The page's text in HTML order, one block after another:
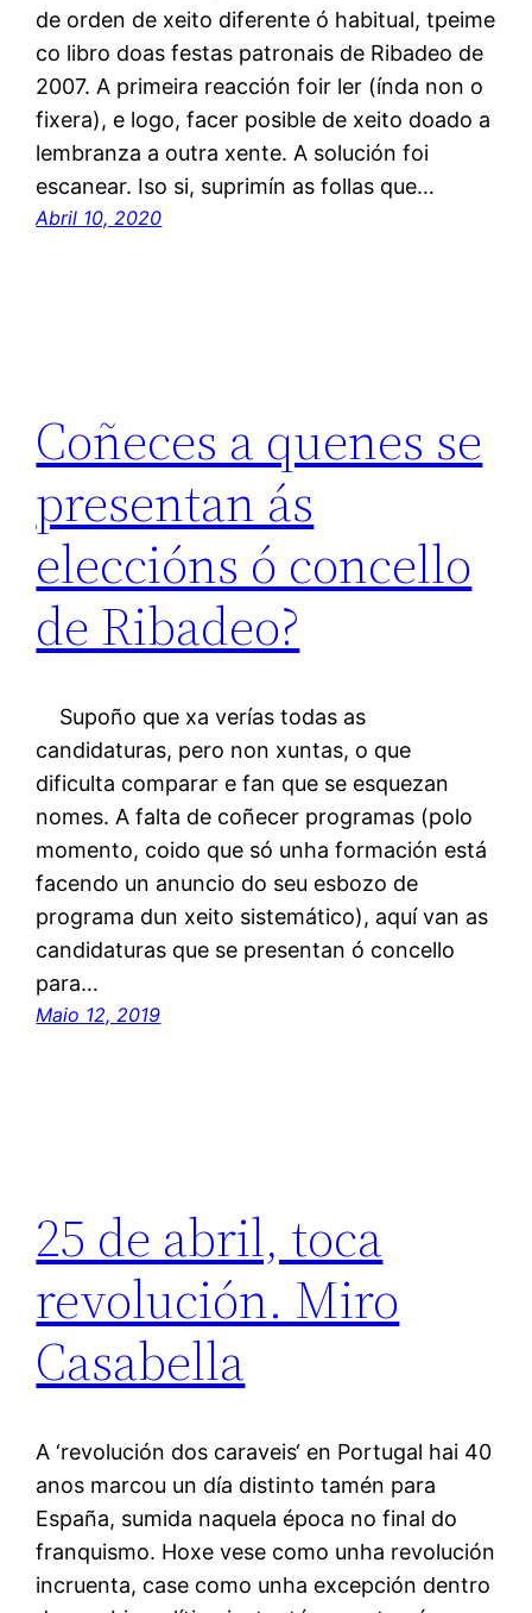
de orden de xeito diferente ó habitual, tpeime
co libro doas festas patronais de Ribadeo de
2007. A primeira reacción foir ler (índa non o
fixera), e logo, facer posible de xeito doado a
lembranza a outra xente. A solución foi
escanear. Iso si, suprimín as follas que…
Abril 10, 2020
Coñeces a quenes se
presentan ás
eleccións ó concello
de Ribadeo?
Supoño que xa verías todas as
candidaturas, pero non xuntas, o que
dificulta comparar e fan que se esquezan
nomes. A falta de coñecer programas (polo
momento, coido que só unha formación está
facendo un anuncio do seu esbozo de
programa dun xeito sistemático), aquí van as
candidaturas que se presentan ó concello
para…
Maio 12, 2019
25 de abril, toca
revolución. Miro
Casabella
A ‘revolución dos caraveis‘ en Portugal hai 40
anos marcou un día distinto tamén para
España, sumida naquela época no final do
franquismo. Hoxe vese como unha revolución
incruenta, case como unha excepción dentro